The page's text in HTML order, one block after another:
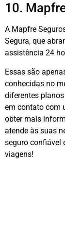
10.
A Mapfre
Segura, que
assistência 24
Essas são
conhecidas no
diferentes
em contato com
obter mais
atende às suas
seguro confiável
viagens!